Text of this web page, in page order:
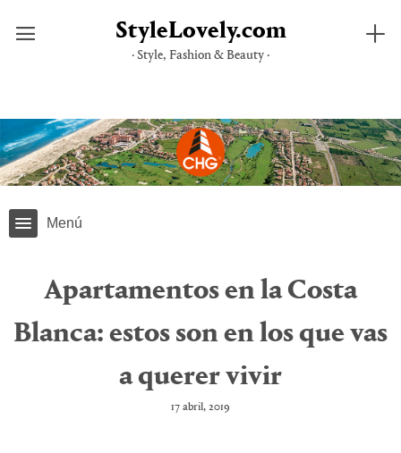
contenido
StyleLovely.com
· Style, Fashion & Beauty ·
Menú
Apartamentos en la Costa
Blanca: estos son en los que vas
a querer vivir
17 abril, 2019